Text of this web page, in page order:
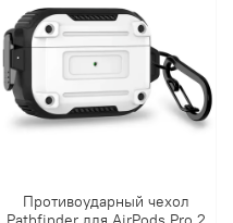
Противоударный чехол